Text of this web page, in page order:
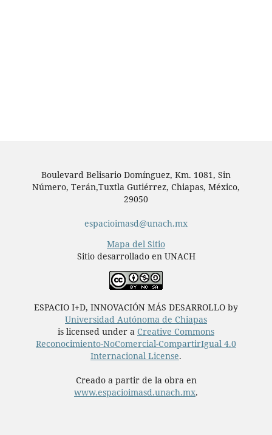
Boulevard Belisario Domínguez, Km. 1081, Sin
Número, Terán,Tuxtla Gutiérrez, Chiapas, México,
29050
espacioimasd@unach.mx
Mapa del Sitio
Sitio desarrollado en UNACH
ESPACIO I+D, INNOVACIÓN MÁS DESARROLLO by
Universidad Autónoma de Chiapas
is licensed under a Creative Commons
Reconocimiento-NoComercial-CompartirIgual 4.0
Internacional License.
Creado a partir de la obra en
www.espacioimasd.unach.mx.